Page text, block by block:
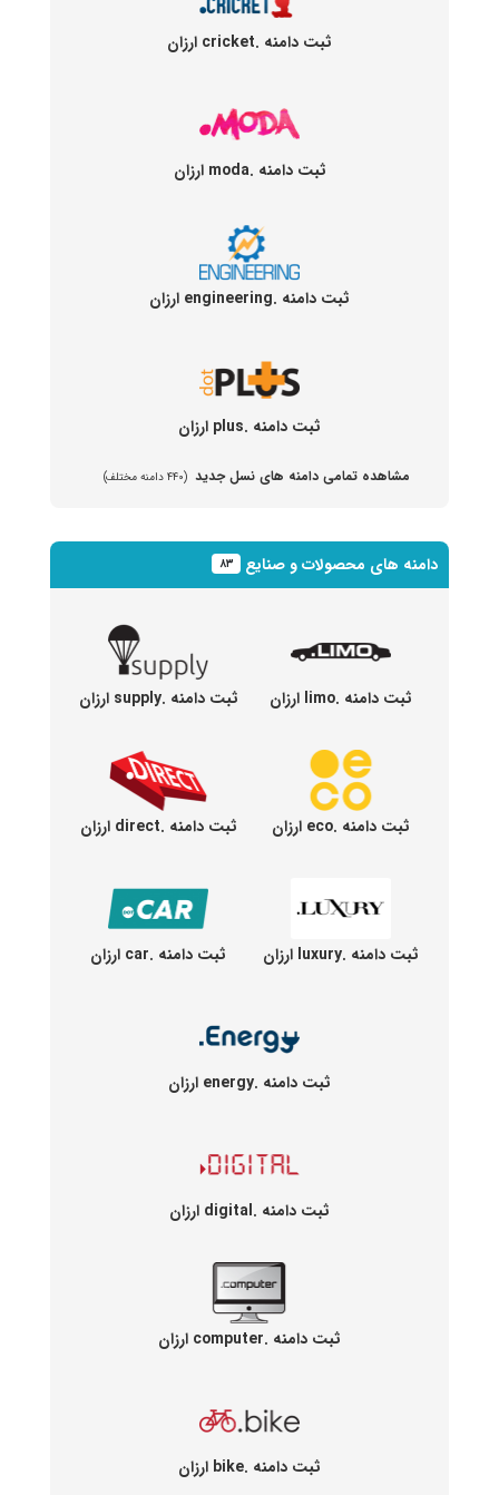
ثبت دامنه .cricket ارزان
ثبت دامنه .moda ارزان
ثبت دامنه .engineering ارزان
ثبت دامنه .plus ارزان
مشاهده تمامی دامنه های نسل جدید (۴۴۰ دامنه مختلف)
دامنه های محصولات و صنایع ۸۳
ثبت دامنه .limo ارزان ثبت دامنه .supply ارزان
ثبت دامنه .eco ارزان ثبت دامنه .direct ارزان
ثبت دامنه .luxury ارزان ثبت دامنه .car ارزان
ثبت دامنه .energy ارزان
ثبت دامنه .digital ارزان
ثبت دامنه .computer ارزان
ثبت دامنه .bike ارزان